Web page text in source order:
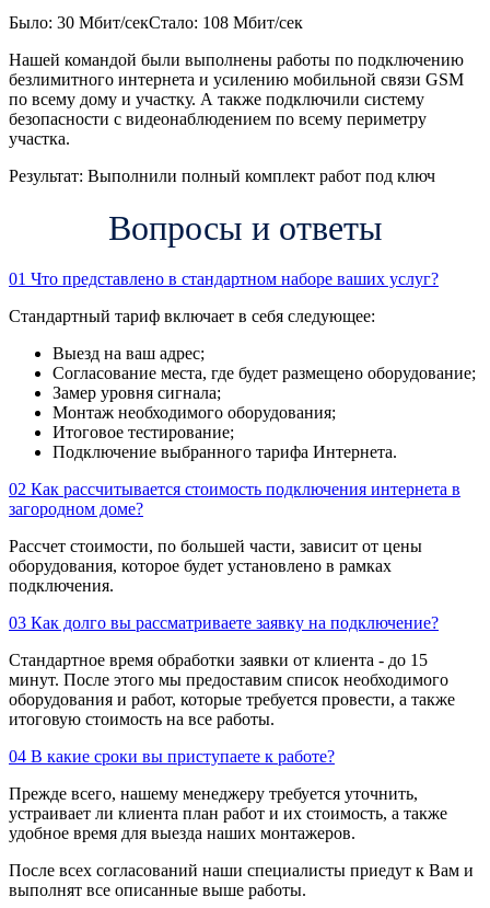
Было: 30 Мбит/секСтало: 108 Мбит/сек
Нашей командой были выполнены работы по подключению
безлимитного интернета и усилению мобильной связи GSM
по всему дому и участку. А также подключили систему
безопасности с видеонаблюдением по всему периметру
участка.
Результат: Выполнили полный комплект работ под ключ
Вопросы и ответы
01 Что представлено в стандартном наборе ваших услуг?
Стандартный тариф включает в себя следующее:
Выезд на ваш адрес;
Согласование места, где будет размещено оборудование;
Замер уровня сигнала;
Монтаж необходимого оборудования;
Итоговое тестирование;
Подключение выбранного тарифа Интернета.
02 Как рассчитывается стоимость подключения интернета в
загородном доме?
Рассчет стоимости, по большей части, зависит от цены
оборудования, которое будет установлено в рамках
подключения.
03 Как долго вы рассматриваете заявку на подключение?
Стандартное время обработки заявки от клиента - до 15
минут. После этого мы предоставим список необходимого
оборудования и работ, которые требуется провести, а также
итоговую стоимость на все работы.
04 В какие сроки вы приступаете к работе?
Прежде всего, нашему менеджеру требуется уточнить,
устраивает ли клиента план работ и их стоимость, а также
удобное время для выезда наших монтажеров.
После всех согласований наши специалисты приедут к Вам и
выполнят все описанные выше работы.